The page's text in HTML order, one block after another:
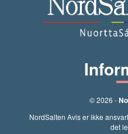
© 2026 -
NordSalten Avis er ikke
det